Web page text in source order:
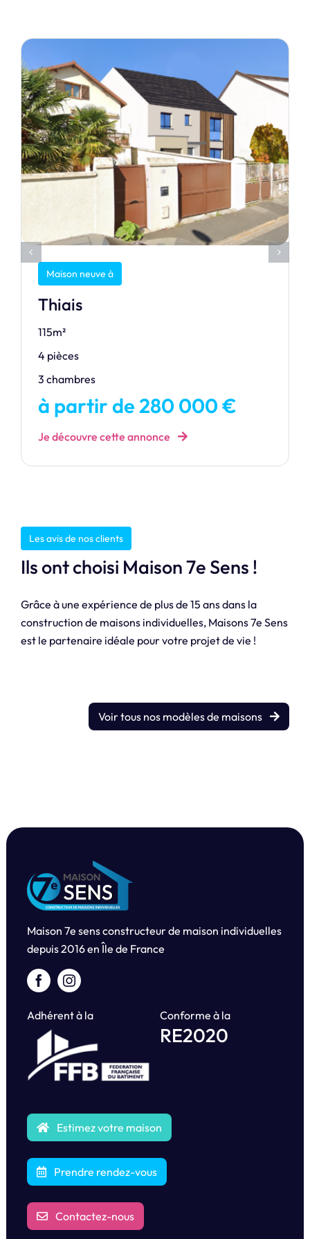
Maison neuve à
Thiais
115m²
4 pièces
3 chambres
à partir de 280 000 €
Je découvre cette annonce
Les avis de nos clients
Ils ont choisi Maison 7e Sens !
Grâce à une expérience de plus de 15 ans dans la
construction de maisons individuelles, Maisons 7e Sens
est le partenaire idéale pour votre projet de vie !
Voir tous nos modèles de maisons
Maison 7e sens constructeur de maison individuelles
depuis2016 en Île de France
Adhérent à la Conforme à la
RE2020
Estimez votre maison
Prendre rendez-vous
Contactez-nous